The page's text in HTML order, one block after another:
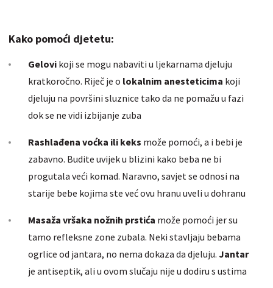
Kako pomoći djetetu:
Gelovi koji se mogu nabaviti u ljekarnama djeluju
kratkoročno. Riječ je o lokalnim anesteticima koji
djeluju na površini sluznice tako da ne pomažu u fazi
dok se ne vidi izbijanje zuba
Rashlađena voćka ili keks može pomoći, a i bebi je
zabavno. Budite uvijek u blizini kako beba ne bi
progutala veći komad. Naravno, savjet se odnosi na
starije bebe kojima ste već ovu hranu uveli u dohranu
Masaža vršaka nožnih prstića može pomoći jer su
tamo refleksne zone zubala. Neki stavljaju bebama
ogrlice od jantara, no nema dokaza da djeluju. Jantar
je antiseptik, ali u ovom slučaju nije u dodiru s ustima